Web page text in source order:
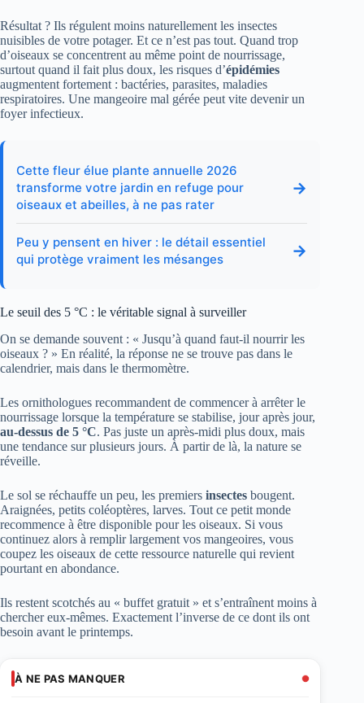
Résultat ? Ils régulent moins naturellement les insectes
nuisibles de votre potager. Et ce n’est pas tout. Quand trop
d’oiseaux se concentrent au même point de nourrissage,
surtout quand il fait plus doux, les risques d’épidémies
augmentent fortement : bactéries, parasites, maladies
respiratoires. Une mangeoire mal gérée peut vite devenir un
foyer infectieux.
Cette fleur élue plante annuelle 2026
transforme votre jardin en refuge pour
oiseaux et abeilles, à ne pas rater
→
Peu y pensent en hiver : le détail essentiel
qui protège vraiment les mésanges
→
Le seuil des 5 °C : le véritable signal à surveiller
On se demande souvent : « Jusqu’à quand faut-il nourrir les
oiseaux ? » En réalité, la réponse ne se trouve pas dans le
calendrier, mais dans le thermomètre.
Les ornithologues recommandent de commencer à arrêter le
nourrissage lorsque la température se stabilise, jour après jour,
au-dessus de 5 °C. Pas juste un après-midi plus doux, mais
une tendance sur plusieurs jours. À partir de là, la nature se
réveille.
Le sol se réchauffe un peu, les premiers insectes bougent.
Araignées, petits coléoptères, larves. Tout ce petit monde
recommence à être disponible pour les oiseaux. Si vous
continuez alors à remplir largement vos mangeoires, vous
coupez les oiseaux de cette ressource naturelle qui revient
pourtant en abondance.
Ils restent scotchés au « buffet gratuit » et s’entraînent moins à
chercher eux-mêmes. Exactement l’inverse de ce dont ils ont
besoin avant le printemps.
À NE PAS MANQUER